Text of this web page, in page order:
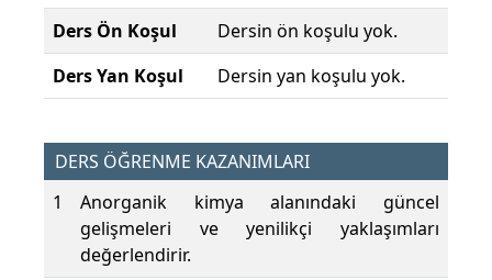
Ders Ön Koşul
Dersin ön koşulu yok.
Ders Yan Koşul
Dersin yan koşulu yok.
DERS ÖĞRENME KAZANIMLARI
1
Anorganik kimya alanındaki güncel
gelişmeleri ve yenilikçi yaklaşımları
değerlendirir.